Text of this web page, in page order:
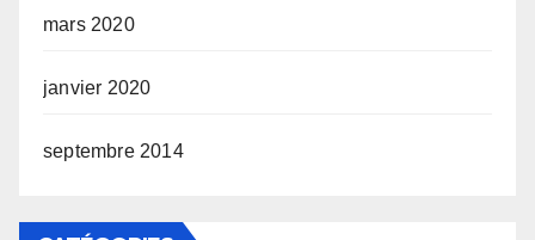
mars 2020
janvier 2020
septembre 2014